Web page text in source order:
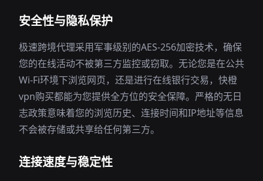
安全性与隐私保护
极速跨境代理采用军事级别的AES-256加密技术，确保
您的在线活动不被第三方监控或窃取。无论您是在公共
Wi-Fi环境下浏览网页，还是进行在线银行交易，快橙
vpn购买都能为您提供全方位的安全保障。严格的无日
志政策意味着您的浏览历史、连接时间和IP地址等信息
不会被存储或共享给任何第三方。
连接速度与稳定性